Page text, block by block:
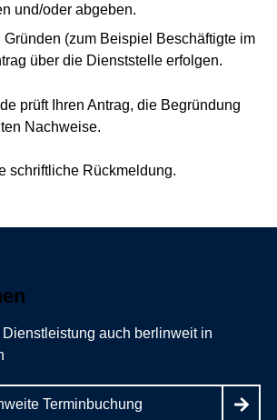
und/oder abgeben.
(zum Beispiel Beschäftigte im
über die Dienststelle erfolgen.
prüft Ihren Antrag, die Begründung
Nachweise.
schriftliche Rückmeldung.
auch berlinweit in
Terminbuchung